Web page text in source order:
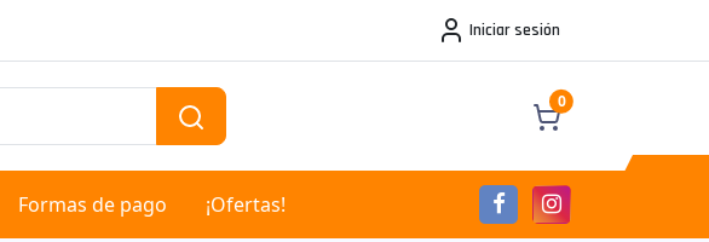
Iniciar sesión
0
Formas de pago ¡Ofertas!